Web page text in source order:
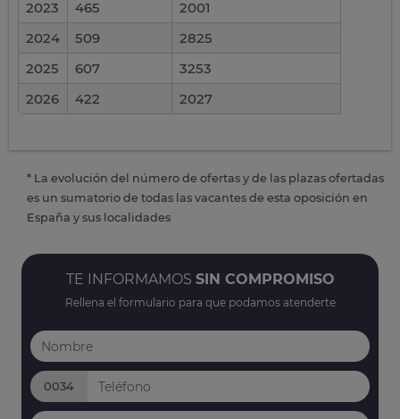
2023
465
2001
2024
509
2825
2025
607
3253
2026
422 2027
* La evolución del número de ofertas y de las plazas ofertadas
es un sumatorio de todas las vacantes de esta oposición en
España y sus localidades
TE INFORMAMOS SIN COMPROMISO
Rellena el formulario para que podamos atenderte
0034